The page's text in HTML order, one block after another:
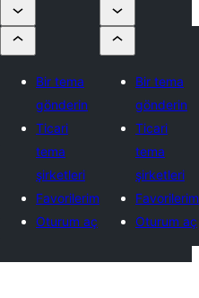
Bir tema
gönderin
Ticari
tema
şirketleri
Favorilerim
Oturum aç
Bir tema
gönderin
Ticari
tema
şirketleri
Favorilerim
Oturum aç